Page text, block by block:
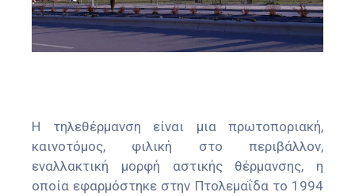
Η τηλεθέρμανση είναι μια πρωτοποριακή,
καινοτόμος, φιλική στο περιβάλλον,
εναλλακτική μορφή αστικής θέρμανσης, η
οποία εφαρμόστηκε στην Πτολεμαΐδα το 1994